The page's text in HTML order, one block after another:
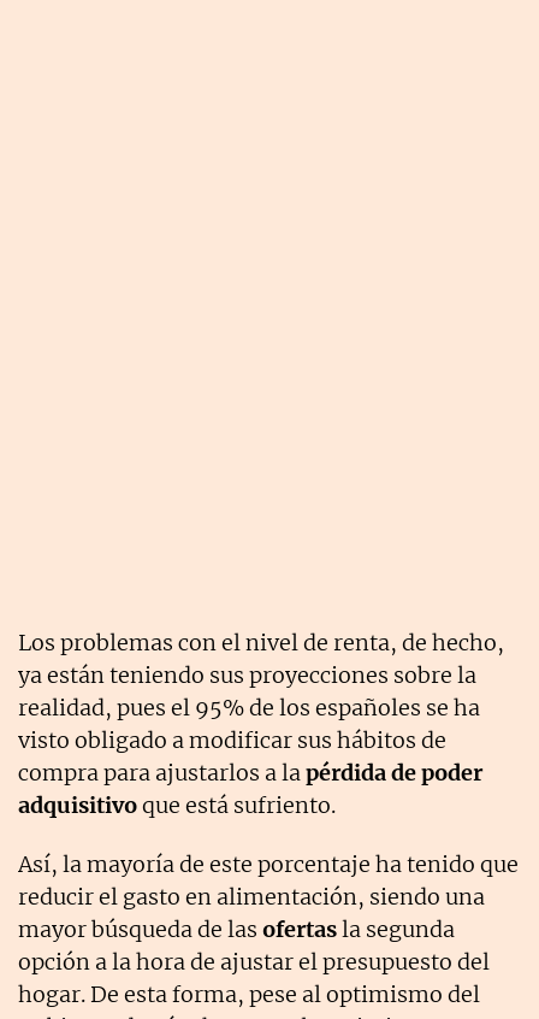
Los problemas con el nivel de renta, de hecho,
ya están teniendo sus proyecciones sobre la
realidad, pues el 95% de los españoles se ha
visto obligado a modificar sus hábitos de
compra para ajustarlos a lapérdida de poder
adquisitivoque está sufriento.
Así, la mayoría de este porcentaje ha tenido que
reducir el gasto en alimentación, siendo una
mayor búsqueda de las ofertasla segunda
opción a la hora de ajustar el presupuesto del
hogar. De esta forma, pese al optimismo del